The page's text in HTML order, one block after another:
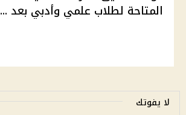
المتاحة لطلاب علمي وأدبي بعد ...
لا يفوتك